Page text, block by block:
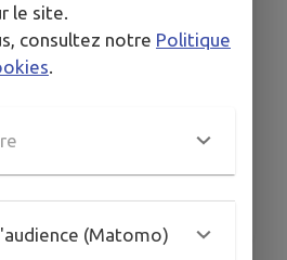
sont gratuites
le site.
consultez notre Politique
(Matomo)